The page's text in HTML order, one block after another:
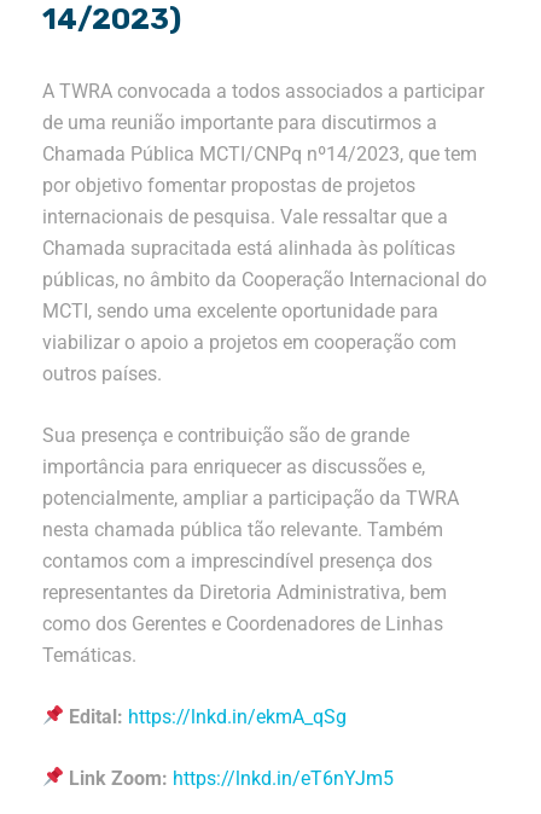
14/2023)
A TWRA convocada a todos associados a participar
de uma reunião importante para discutirmos a
Chamada Pública MCTI/CNPq nº14/2023, que tem
por objetivo fomentar propostas de projetos
internacionais de pesquisa. Vale ressaltar que a
Chamada supracitada está alinhada às políticas
públicas, no âmbito da Cooperação Internacional do
MCTI, sendo uma excelente oportunidade para
viabilizar o apoio a projetos em cooperação com
outros países.
Sua presença e contribuição são de grande
importância para enriquecer as discussões e,
potencialmente, ampliar a participação da TWRA
nesta chamada pública tão relevante. Também
contamos com a imprescindível presença dos
representantes da Diretoria Administrativa, bem
como dos Gerentes e Coordenadores de Linhas
Temáticas.
Edital: https://lnkd.in/ekmA_qSg
Link Zoom: https://lnkd.in/eT6nYJm5